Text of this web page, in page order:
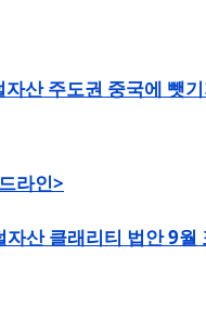
자산 주도권 중국에 뺏
라인>
자산 클래리티 법안 9월